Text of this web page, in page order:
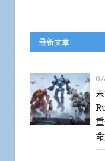
最新文章